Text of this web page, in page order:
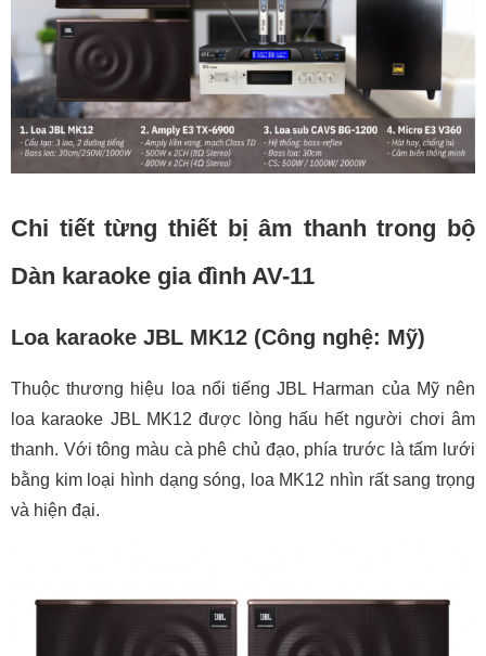
Chi tiết từng thiết bị âm thanh trong bộ
Dàn karaoke gia đình AV-11
Loa karaoke JBL MK12 (Công nghệ: Mỹ)
Thuộc thương hiệu loa nổi tiếng JBL Harman của Mỹ nên
loa karaoke JBL MK12 được lòng hấu hết người chơi âm
thanh. Với tông màu cà phê chủ đạo, phía trước là tấm lưới
bằng kim loại hình dạng sóng, loa MK12 nhìn rất sang trọng
và hiện đại.